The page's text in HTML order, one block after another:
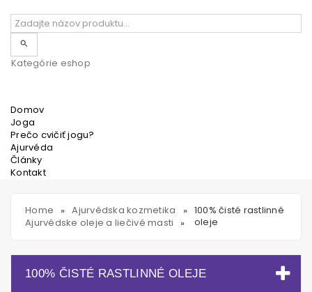
search
Kategórie eshop
Domov
Joga
Prečo cvičiť jogu?
Ajurvéda
Články
Kontakt
Home » Ajurvédska kozmetika
»
Ajurvédske oleje a liečivé masti
»
100% čisté rastlinné
oleje
100% ČISTÉ RASTLINNÉ OLEJE